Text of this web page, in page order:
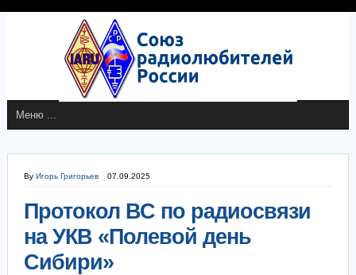
By Игорь Григорьев 07.09.2025
Протокол ВС по радиосвязи
на УКВ «Полевой день
Сибири»